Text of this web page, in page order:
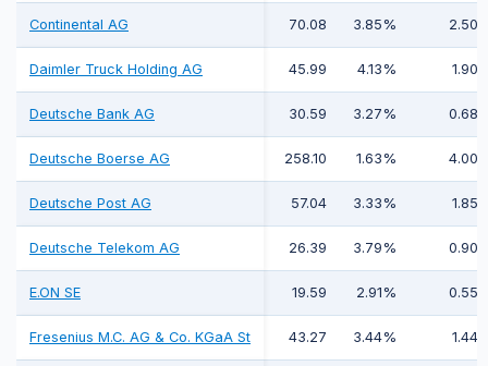
Continental AG 70.08 3.85% 2.50
Daimler Truck Holding AG 45.99 4.13% 1.90
Deutsche Bank AG 30.59 3.27% 0.68
Deutsche Boerse AG 258.10 1.63% 4.00
Deutsche Post AG 57.04 3.33% 1.85
Deutsche Telekom AG 26.39 3.79% 0.90
E.ON SE 19.59 2.91% 0.55
Fresenius M.C. AG & Co. KGaA St 43.27 3.44% 1.44